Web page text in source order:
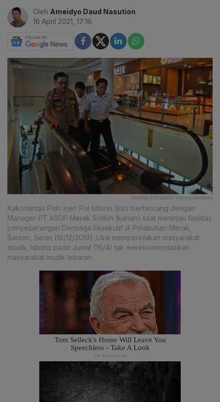
Oleh Ameidyo Daud Nasution
16 April 2021, 17:16
ANTARA FOTO/ASEP FATHULRAHMAN
Kakorlantas Polri Irjen Pol Istiono (kiri) berbincang dengan
Manager PT ASDP Merak Solikin (kanan) saat meninjau fasilitas
penyeberangan Dermaga Eksekutif di Pelabuhan Merak,
Banten, Senin (16/12/2019). Usai mempersilakan masyarakat
mudik, Istiono pada Jumat (16/4) tak merekomendasikan
masyarakat mudik lebaran.